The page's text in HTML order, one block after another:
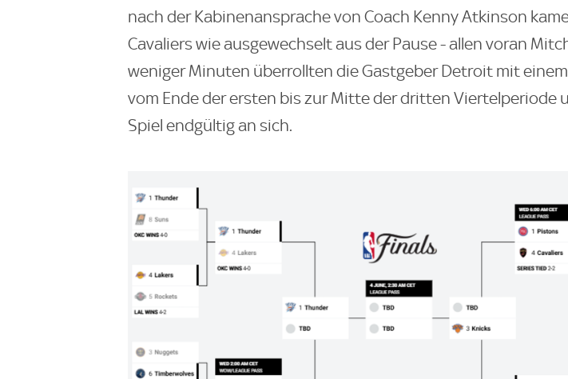
nach der Kabinenansprache von Coach Kenny Atkinson
Cavaliers wie ausgewechselt aus der Pause - allen voran
weniger Minuten überrollten die Gastgeber Detroit mit
vom Ende der ersten bis zur Mitte der dritten Viertelperiode
Spiel endgültig an sich.